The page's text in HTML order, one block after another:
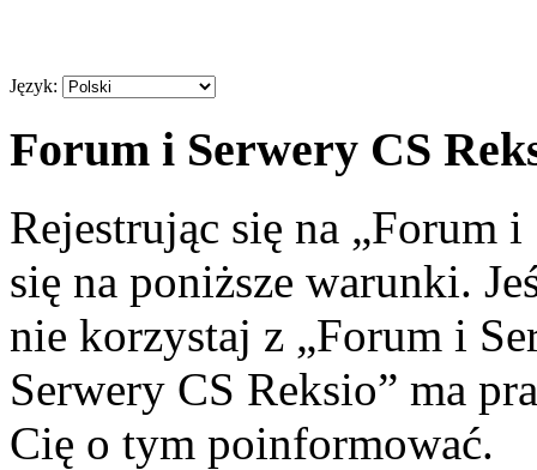
Język:
Forum i Serwery CS
Rejestrując się na „Forum
się na poniższe warunki.
nie korzystaj z „Forum i
Serwery CS Reksio” ma
Cię o tym poinformować.